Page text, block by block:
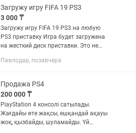
Загружу игру FIFA 19 PS3
3 000 ₸
Загружу игру FIFA 19 PS3 на любую
PS3 приставку Игра будет загружена
на жесткий диск приставки. Это не
полностью на русском языке.
Павлодар, позавчера
Продажа PS4
200 000 ₸
PlayStation 4 консолі сатылады.
Жағдайы өте жақсы, ешқандай ақауы
жоқ, қызбайды, шуламайды. Үй